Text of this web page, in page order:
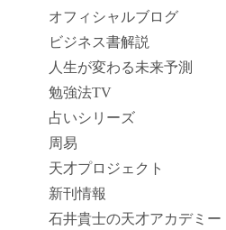
オフィシャルブログ
ビジネス書解説
人生が変わる未来予測
勉強法TV
占いシリーズ
周易
天才プロジェクト
新刊情報
石井貴士の天才アカデミー